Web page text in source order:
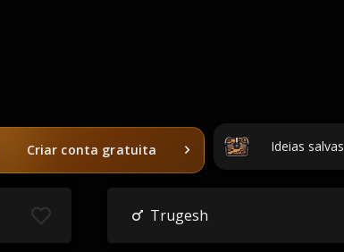
Criar conta gratuita Ideias salvas
Trugesh